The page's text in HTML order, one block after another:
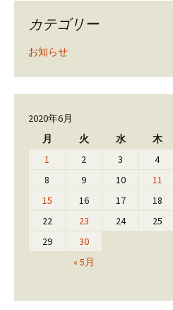
カテゴリー
お知らせ
2020年6月
月
火 水 木
« 5月
1 2 3 4
8
9 10 11
15
16 17 18
22
23 24 25
29
30